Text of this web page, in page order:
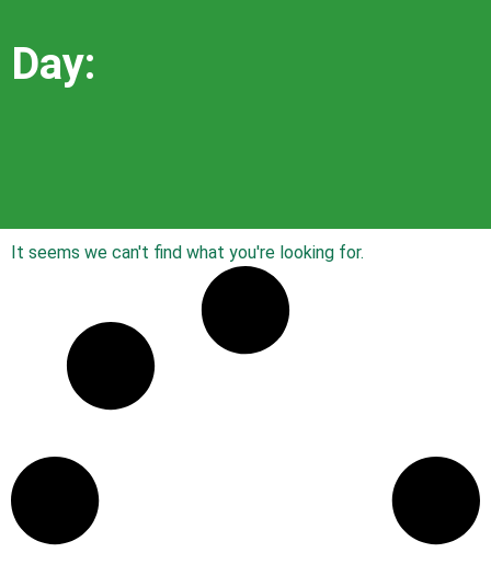
Day:
It seems we can't find what you're looking for.